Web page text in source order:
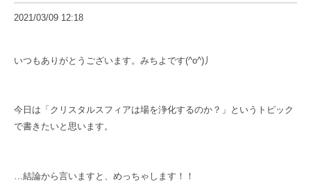
2021/03/09 12:18
いつもありがとうございます。みちよです(^o^)丿
今日は「クリスタルスフィアは場を浄化するのか？」というトピック
で書きたいと思います。
…結論から言いますと、めっちゃします！！